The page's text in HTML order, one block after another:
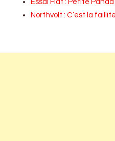
Essai Fiat : Petite
Northvolt : C’est la faillite